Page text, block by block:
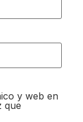
y web en
que